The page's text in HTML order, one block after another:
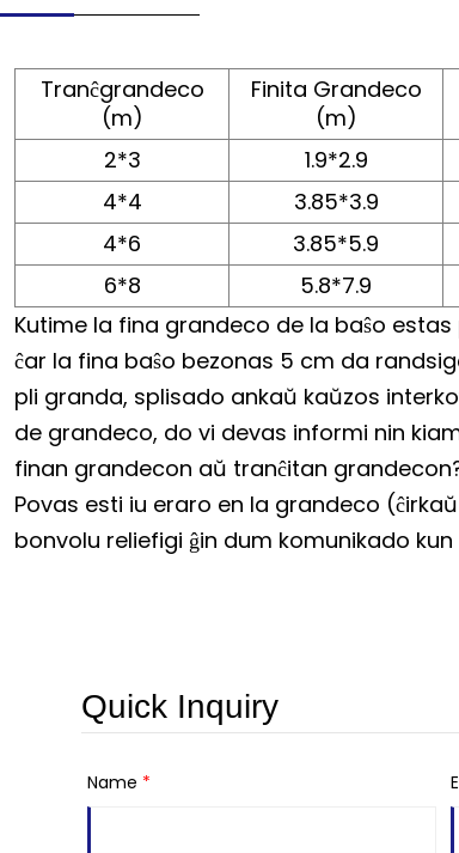
Tranĉgrandeco
(m)
Finita Grandeco
(m)
2*3
1.9*2.9
4*4
3.85*3.9
4*6
3.85*5.9
6*8
5.8*7.9
Kutime la fina grandeco de la baŝo
ĉar la fina baŝo bezonas 5 cm da
pli granda, splisado ankaŭ kaŭzos
de grandeco, do vi devas informi nin
finan grandecon aŭ tranĉitan
Povas esti iu eraro en la grandeco
bonvolu reliefigi ĝin dum komunikado
Quick Inquiry
Name *